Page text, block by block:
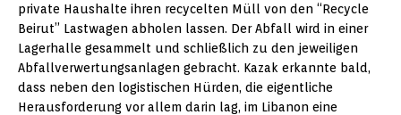
private Haushalte ihren recycelten Müll von den “Recycle
Beirut” Lastwagen abholen lassen. Der Abfall wird in einer
Lagerhalle gesammelt und schließlich zu den jeweiligen
Abfallverwertungsanlagen gebracht. Kazak erkannte bald,
dass neben den logistischen Hürden, die eigentliche
Herausforderung vor allem darin lag, im Libanon eine